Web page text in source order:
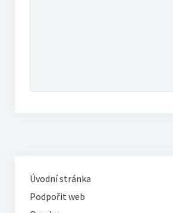
Úvodní stránka
Podpořit web